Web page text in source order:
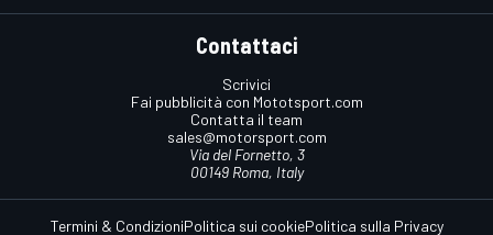
Contattaci
Scrivici
Fai pubblicità con Mototsport.com
Contatta il team
sales@motorsport.com
Via del Fornetto, 3
00149 Roma, Italy
Termini & CondizioniPolitica sui cookiePolitica sulla Privacy